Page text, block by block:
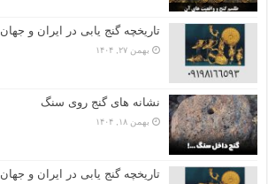
تاریخچه گنج‌ یابی در ایران و جهان
بهمن ۲۷, ۱۴۰۴
نشانه های گنج روی سنگ
بهمن ۱۸, ۱۴۰۴
تاریخچه گنج‌ یابی در ایران و جهان